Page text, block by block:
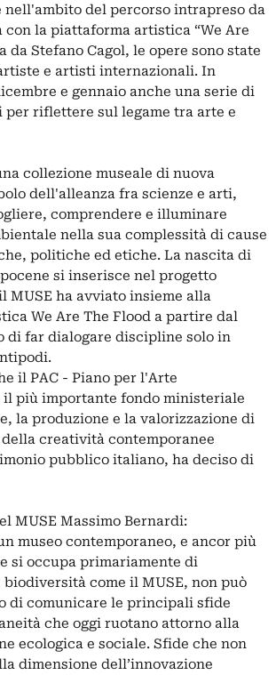
nell'ambito del percorso intrapreso da
con la piattaforma artistica “We Are
da Stefano Cagol, le opere sono state
e artisti internazionali. In
e gennaio anche una serie di
riflettere sul legame tra arte e
collezione museale di nuova
dell'alleanza fra scienze e arti,
comprendere e illuminare
nella sua complessità di cause
politiche ed etiche. La nascita di
si inserisce nel progetto
MUSE ha avviato insieme alla
We Are The Flood a partire dal
di far dialogare discipline solo in
il PAC - Piano per l'Arte
il più importante fondo ministeriale
la produzione e la valorizzazione di
della creatività contemporanee
pubblico italiano, ha deciso di
MUSE Massimo Bernardi:
museo contemporaneo, e ancor più
si occupa primariamente di
come il MUSE, non può
di comunicare le principali sfide
che oggi ruotano attorno alla
ecologica e sociale. Sfide che non
dimensione dell’innovazione